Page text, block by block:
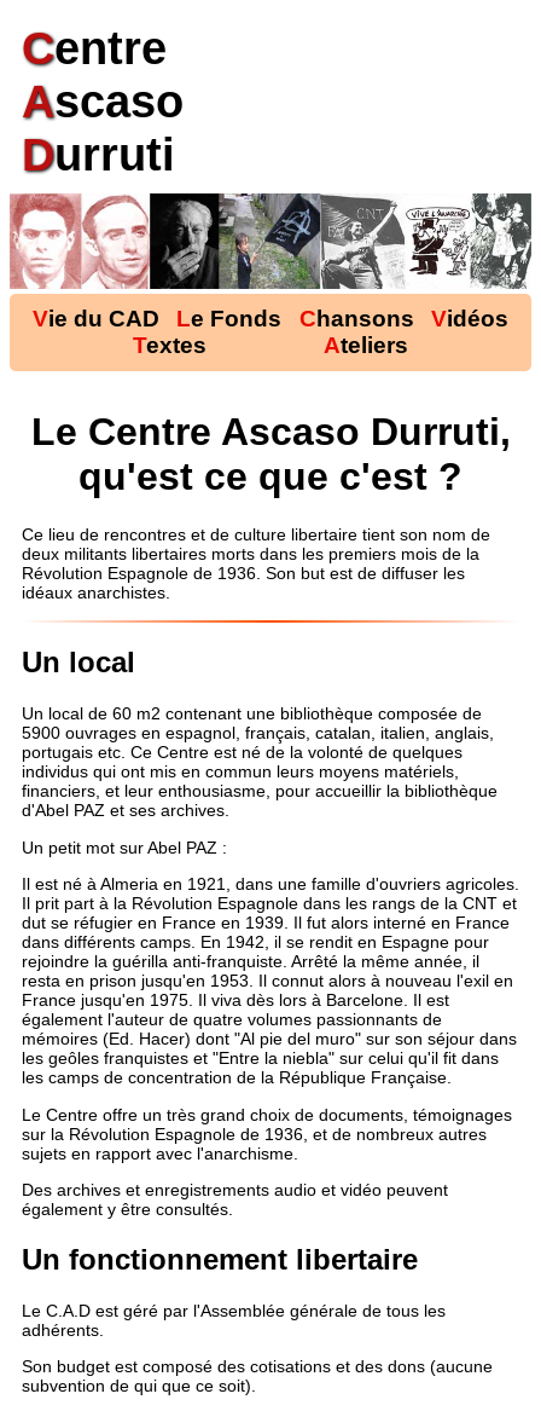
Centre
Ascaso
Durruti
Vie du CAD Le Fonds Chansons
Vidéos
Textes
Ateliers
Le Centre Ascaso Durruti,
qu'est ce que c'est ?
Ce lieu de rencontres et de culture libertaire tient son nom de
deux militants libertaires morts dans les premiers mois de la
Révolution Espagnole de 1936. Son but est de diffuser les
idéaux anarchistes.
Un local
Un local de 60 m2 contenant une bibliothèque composée de
5900 ouvrages en espagnol, français, catalan, italien, anglais,
portugais etc. Ce Centre est né de la volonté de quelques
individus qui ont mis en commun leurs moyens matériels,
financiers, et leur enthousiasme, pour accueillir la bibliothèque
d'Abel PAZ et ses archives.
Un petit mot sur Abel PAZ :
Il est né à Almeria en 1921, dans une famille d'ouvriers agricoles.
Il prit part à la Révolution Espagnole dans les rangs de la CNT et
dut se réfugier en France en 1939. Il fut alors interné en France
dans différents camps. En 1942, il se rendit en Espagne pour
rejoindre la guérilla anti-franquiste. Arrêté la même année, il
resta en prison jusqu'en 1953. Il connut alors à nouveau l'exil en
France jusqu'en 1975. Il viva dès lors à Barcelone. Il est
également l'auteur de quatre volumes passionnants de
mémoires (Ed. Hacer) dont "Al pie del muro" sur son séjour dans
les geôles franquistes et "Entre la niebla" sur celui qu'il fit dans
les camps de concentration de la République Française.
Le Centre offre un très grand choix de documents, témoignages
sur la Révolution Espagnole de 1936, et de nombreux autres
sujets en rapport avec l'anarchisme.
Des archives et enregistrements audio et vidéo peuvent
également y être consultés.
Un fonctionnement libertaire
Le C.A.D est géré par l'Assemblée générale de tous les
adhérents.
Son budget est composé des cotisations et des dons (aucune
subvention de qui que ce soit).